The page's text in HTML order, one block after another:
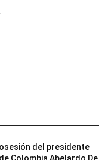
del presidente